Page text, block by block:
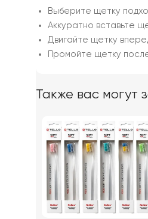
Выберите щетку
Аккуратно вставьте
Двигайте щетку
Промойте щетку
Также вас могут